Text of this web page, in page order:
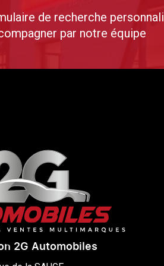
de recherche
par notre équipe
2G Automobiles